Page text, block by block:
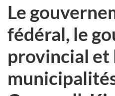
Le
fédéral, le
provincial et